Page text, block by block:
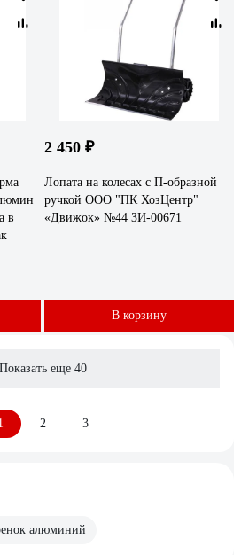
в
2 450 ₽
Лопата на колесах с П-образной
ручкой ООО "ПК ХозЦентр"
«Движок» №44 ЗИ-00671
В корзину
Показать еще 40
2 3
алюминий